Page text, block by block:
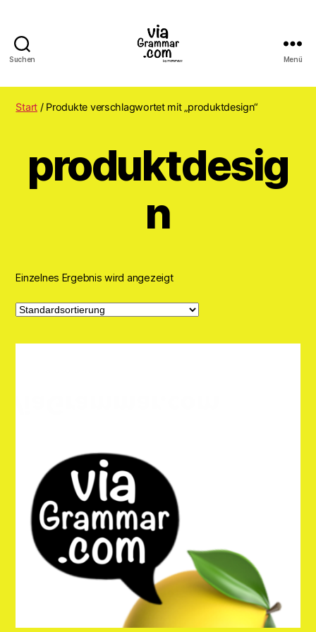
Suchen Menü
Start / Produkte verschlagwortet mit „produktdesign“
produktdesig
n
Einzelnes Ergebnis wird angezeigt